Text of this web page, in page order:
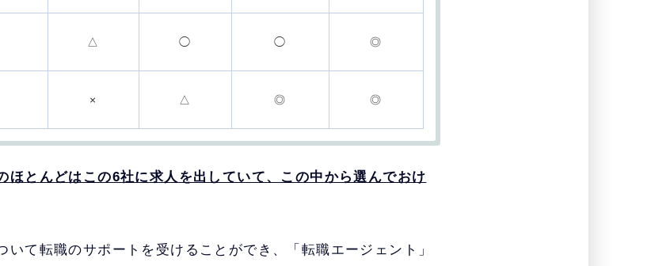
△ ◯ ◯ ◎
× △ ◎ ◎
が集中している
ほとんどはこの6社に求人を出していて、この中から選んでおけ
いて転職のサポートを受けることができ、「転職エージェント」